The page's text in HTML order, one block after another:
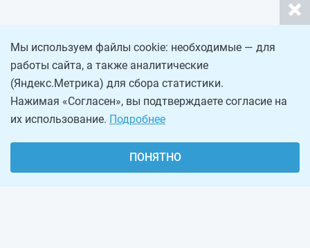
Мы используем файлы cookie: необходимые — для
работы сайта, а также аналитические
(Яндекс.Метрика) для сбора статистики.
Нажимая «Согласен», вы подтверждаете согласие на
их использование. Подробнее
ПОНЯТНО